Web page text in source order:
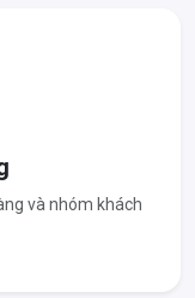
và nhóm khách